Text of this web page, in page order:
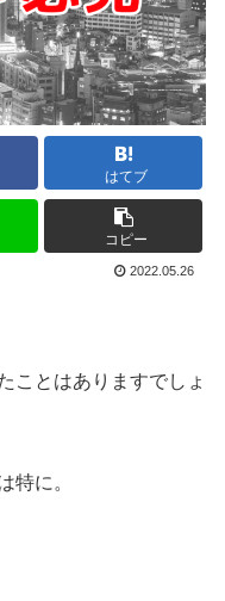
はてブ
コピー
2022.05.26
ことはありますでしょ
特に。